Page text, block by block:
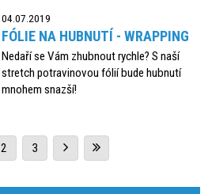
04.07.2019
FÓLIE NA HUBNUTÍ - WRAPPING
Nedaří se Vám zhubnout rychle? S naší
stretch potravinovou fólií bude hubnutí
mnohem snazší!
2 3